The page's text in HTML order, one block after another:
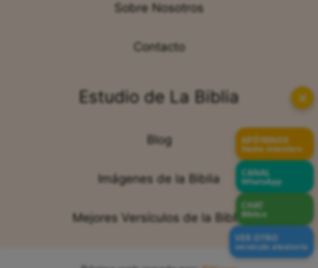
Sobre Nosotros
Contacto
Estudio de La Biblia
Blog
Imágenes de la Biblia
Mejores Versículos de la Biblia
✕
APÓYANOS
Hazte miembro
CANAL
WhatsApp
CHAT
Bíblico
VER OTRO
versículo aleatorio